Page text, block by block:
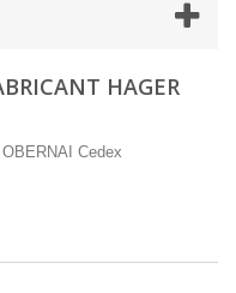
HAGER
Cedex